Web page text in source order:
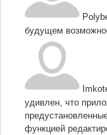
будущем
удивлен, что
функцией